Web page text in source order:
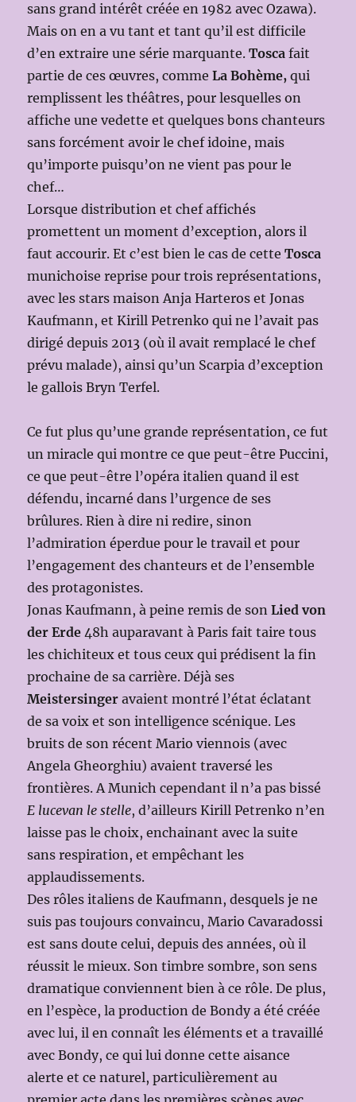
sans grand intérêt créée en 1982 avec Ozawa).
Mais on en a vu tant et tant qu’il est difficile
d’en extraire une série marquante.Tosca fait
partie de ces œuvres, commeLa Bohème,qui
remplissent les théâtres, pour lesquelles on
affiche une vedette et quelques bons chanteurs
sans forcément avoir le chef idoine, mais
qu’importe puisqu’on ne vient pas pour le
chef…
Lorsque distribution et chef affichés
promettent un moment d’exception, alors il
faut accourir. Et c’est bien le cas de cetteTosca
munichoise reprise pour trois représentations,
avec les stars maison Anja Harteros et Jonas
Kaufmann, et Kirill Petrenko qui ne l’avait pas
dirigé depuis 2013 (où il avait remplacé le chef
prévu malade), ainsi qu’un Scarpia d’exception
le gallois Bryn Terfel.
Ce fut plus qu’une grande représentation, ce fut
un miracle qui montre ce que peut-être Puccini,
ce que peut-être l’opéra italien quand il est
défendu, incarné dans l’urgence de ses
brûlures. Rien à dire ni redire, sinon
l’admiration éperdue pour le travail et pour
l’engagement des chanteurs et de l’ensemble
des protagonistes.
Jonas Kaufmann, à peine remis de sonLied von
der Erde 48h auparavant à Paris fait taire tous
les chichiteux et tous ceux qui prédisent la fin
prochaine de sa carrière. Déjà ses
Meistersinger avaient montré l’état éclatant
de sa voix et son intelligence scénique. Les
bruits de son récent Mario viennois (avec
Angela Gheorghiu) avaient traversé les
frontières. A Munich cependant il n’a pas bissé
E lucevan le stelle, d’ailleurs Kirill Petrenko n’en
laisse pas le choix, enchainant avec la suite
sans respiration, et empêchant les
applaudissements.
Des rôles italiens de Kaufmann, desquels je ne
suis pas toujours convaincu, Mario Cavaradossi
est sans doute celui, depuis des années, où il
réussit le mieux. Son timbre sombre, son sens
dramatique conviennent bien à ce rôle. De plus,
en l’espèce, la production de Bondy a été créée
avec lui, il en connaît les éléments et a travaillé
avec Bondy, ce qui lui donne cette aisance
alerte et ce naturel, particulièrement au